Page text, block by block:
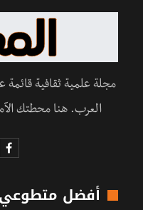
مجلة علمية ثقافية
العرب. هنا محطتك
أفضل